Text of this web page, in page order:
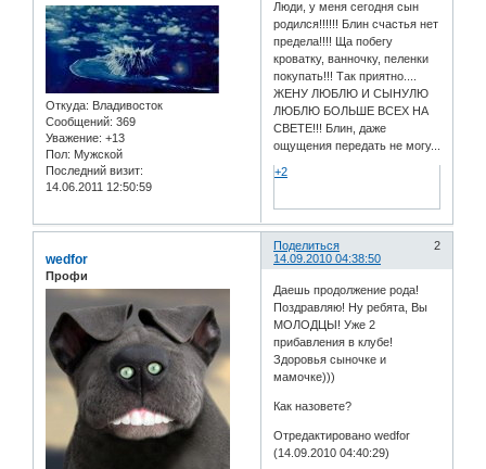
Откуда: Владивосток
Сообщений: 369
Уважение: +13
Пол: Мужской
Последний визит:
14.06.2011 12:50:59
Люди, у меня сегодня сын
родился!!!!!! Блин счастья нет
предела!!!! Ща побегу
кроватку, ванночку, пеленки
покупать!!! Так приятно....
ЖЕНУ ЛЮБЛЮ И СЫНУЛЮ
ЛЮБЛЮ БОЛЬШЕ ВСЕХ НА
СВЕТЕ!!! Блин, даже
ощущения передать не могу...
+2
Поделиться
2
14.09.2010 04:38:50
wedfor
Профи
Даешь продолжение рода!
Поздравляю! Ну ребята, Вы
МОЛОДЦЫ! Уже 2
прибавления в клубе!
Здоровья сыночке и
мамочке)))
Как назовете?
Отредактировано wedfor
(14.09.2010 04:40:29)